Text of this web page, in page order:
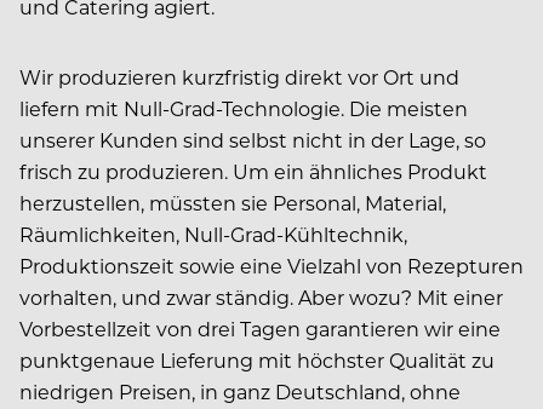
und Catering agiert.
Wir produzieren kurzfristig direkt vor Ort und
liefern mit Null-Grad-Technologie. Die meisten
unserer Kunden sind selbst nicht in der Lage, so
frisch zu produzieren. Um ein ähnliches Produkt
herzustellen, müssten sie Personal, Material,
Räumlichkeiten, Null-Grad-Kühltechnik,
Produktionszeit sowie eine Vielzahl von Rezepturen
vorhalten, und zwar ständig. Aber wozu? Mit einer
Vorbestellzeit von drei Tagen garantieren wir eine
punktgenaue Lieferung mit höchster Qualität zu
niedrigen Preisen, in ganz Deutschland, ohne